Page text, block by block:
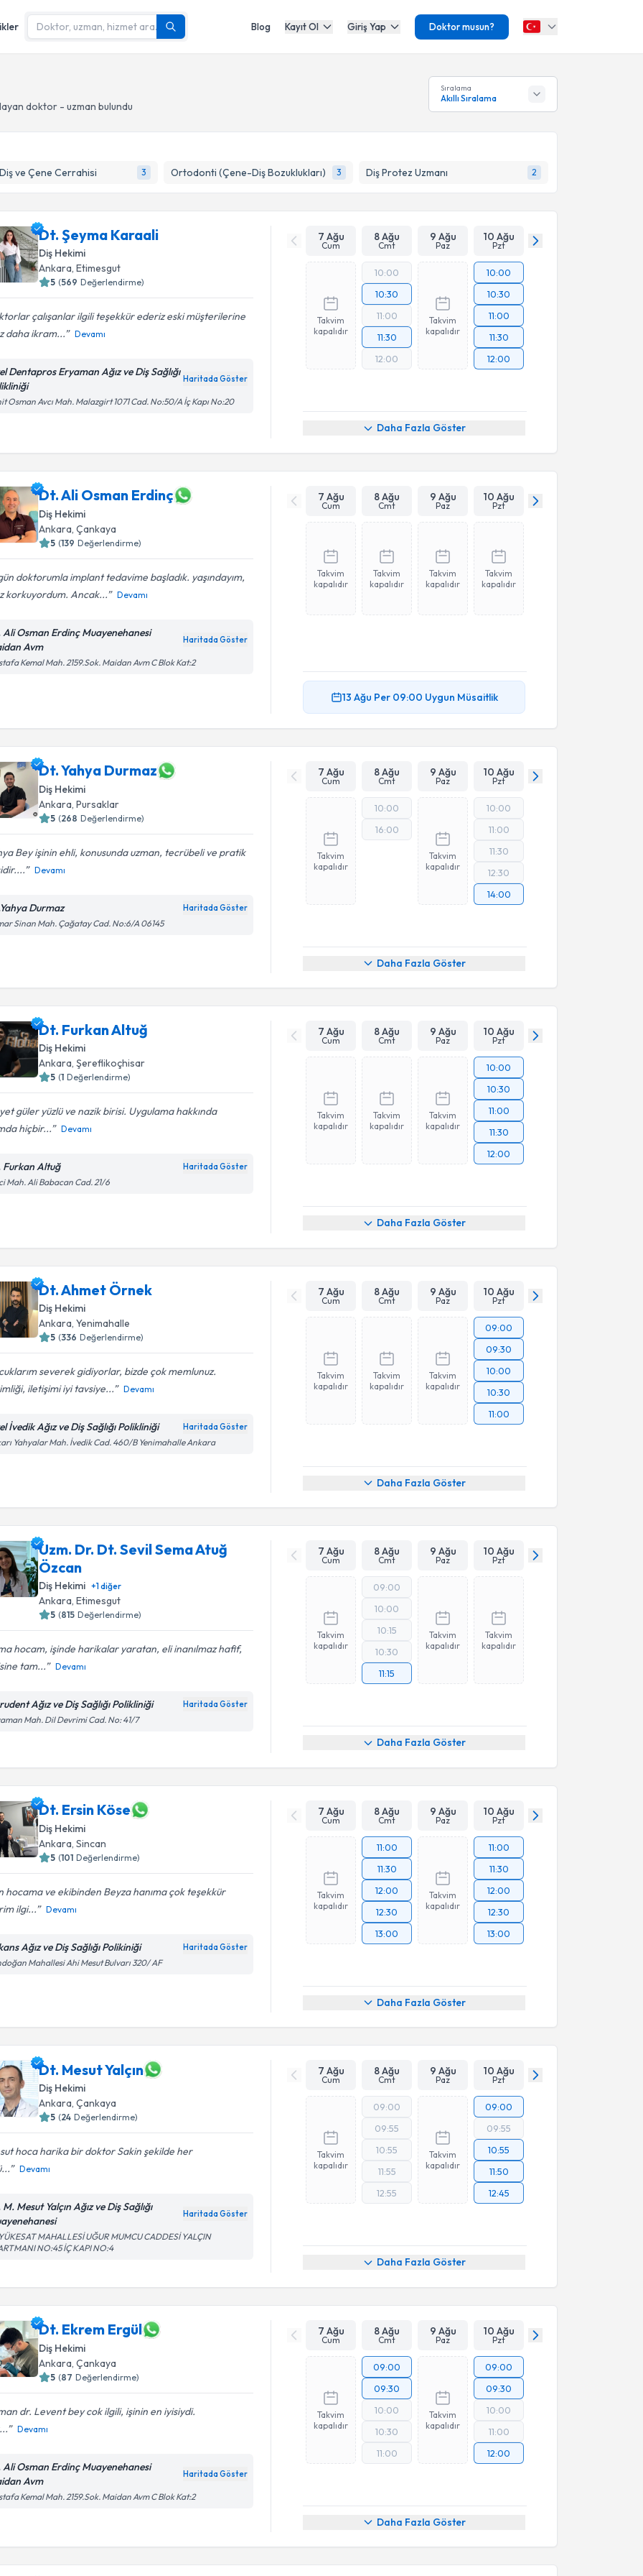
Blog Kayıt Ol Giriş Yap Doktor musun?
doktor - uzman bulundu
Sıralama
Akıllı Sıralama
Diş ve Çene Cerrahisi 3 Ortodonti (Çene-Diş Bozuklukları) 3 Diş Protez Uzmanı 2
Dt. Şeyma Karaali
Diş Hekimi
Ankara, Etimesgut
5 (569 Değerlendirme)
çalışanlar ilgili teşekkür ederiz eski müşterilerine
daha ikram...
Devamı
Dentapros Eryaman Ağız ve Diş Sağlığı
Haritada Göster
Osman Avcı Mah. Malazgirt 1071 Cad. No:50/A İç Kapı No:20
7 Ağu
Cum
8 Ağu
Cmt
9 Ağu
Paz
10 Ağu
Pzt
Takvim
kapalıdır
10:00
10:30
11:00
11:30
12:00
Takvim
kapalıdır
10:00
10:30
11:00
11:30
12:00
Daha Fazla Göster
Dt. Ali Osman Erdinç
Diş Hekimi
Ankara , Çankaya
5 (139 Değerlendirme)
doktorumla implant tedavime başladık. yaşındayım,
korkuyordum. Ancak...
Devamı
Ali Osman Erdinç Muayenehanesi
Avm
Haritada Göster
Kemal Mah. 2159.Sok. Maidan Avm C Blok Kat:2
7 Ağu
Cum
8 Ağu
Cmt
9 Ağu
Paz
10 Ağu
Pzt
Takvim
kapalıdır
Takvim
kapalıdır
Takvim
kapalıdır
Takvim
kapalıdır
13 Ağu Per 09:00 Uygun Müsaitlik
Dt. Yahya Durmaz
Diş Hekimi
Ankara , Pursaklar
5 (268 Değerlendirme)
Bey işinin ehli, konusunda uzman, tecrübeli ve pratik
Devamı
Durmaz Haritada Göster
Sinan Mah. Çağatay Cad. No:6/A 06145
7 Ağu
Cum
8 Ağu
Cmt
9 Ağu
Paz
10 Ağu
Pzt
Takvim
kapalıdır
10:00
16:00
Takvim
kapalıdır
10:00
11:00
11:30
12:30
14:00
Daha Fazla Göster
Dt. Furkan Altuğ
Diş Hekimi
Ankara, Şereflikoçhisar
5 (1 Değerlendirme)
güler yüzlü ve nazik birisi. Uygulama hakkında
hiçbir...
Devamı
Furkan Altuğ Haritada Göster
Mah. Ali Babacan Cad. 21/6
7 Ağu
Cum
8 Ağu
Cmt
9 Ağu
Paz
10 Ağu
Pzt
Takvim
kapalıdır
Takvim
kapalıdır
Takvim
kapalıdır
10:00
10:30
11:00
11:30
12:00
Daha Fazla Göster
Dt. Ahmet Örnek
Diş Hekimi
Ankara , Yenimahalle
5 (336 Değerlendirme)
severek gidiyorlar, bizde çok memlunuz.
iletişimi iyi tavsiye...
Devamı
İvedik Ağız ve Diş Sağlığı Polikliniği Haritada Göster
Yahyalar Mah. İvedik Cad. 460/B Yenimahalle Ankara
7 Ağu
Cum
8 Ağu
Cmt
9 Ağu
Paz
10 Ağu
Pzt
Takvim
kapalıdır
Takvim
kapalıdır
Takvim
kapalıdır
09:00
09:30
10:00
10:30
11:00
Daha Fazla Göster
Uzm. Dr. Dt. Sevil Sema Atuğ
Özcan
Diş Hekimi +1diğer
Ankara, Etimesgut
5 (815 Değerlendirme)
hocam, işinde harikalar yaratan, eli inanılmaz hafif,
tam...
Devamı
Ağız ve Diş Sağlığı Polikliniği Haritada Göster
Mah. Dil Devrimi Cad. No: 41/7
7 Ağu
Cum
8 Ağu
Cmt
9 Ağu
Paz
10 Ağu
Pzt
Takvim
kapalıdır
09:00
10:00
10:15
10:30
11:15
Takvim
kapalıdır
Takvim
kapalıdır
Daha Fazla Göster
Dt. Ersin Köse
Diş Hekimi
Ankara , Sincan
5 (101 Değerlendirme)
hocama ve ekibinden Beyza hanıma çok teşekkür
ilgi...
Devamı
Ağız ve Diş Sağlığı Polikiniği Haritada Göster
Mahallesi Ahi Mesut Bulvarı 320/ AF
7 Ağu
Cum
8 Ağu
Cmt
9 Ağu
Paz
10 Ağu
Pzt
Takvim
kapalıdır
11:00
11:30
12:00
12:30
13:00
Takvim
kapalıdır
11:00
11:30
12:00
12:30
13:00
Daha Fazla Göster
Dt. Mesut Yalçın
Diş Hekimi
Ankara, Çankaya
5 (24 Değerlendirme)
hoca harika bir doktor Sakin şekilde her
Devamı
Mesut Yalçın Ağız ve Diş Sağlığı
Haritada Göster
MAHALLESİ UĞUR MUMCU CADDESİ YALÇIN
NO:45 İÇ KAPI NO:4
7 Ağu
Cum
8 Ağu
Cmt
9 Ağu
Paz
10 Ağu
Pzt
Takvim
kapalıdır
09:00
09:55
10:55
11:55
12:55
Takvim
kapalıdır
09:00
09:55
10:55
11:50
12:45
Daha Fazla Göster
Dt. Ekrem Ergül
Diş Hekimi
Ankara , Çankaya
5 (87 Değerlendirme)
dr. Levent bey cok ilgili, işinin en iyisiydi.
Devamı
Ali Osman Erdinç Muayenehanesi
Avm
Haritada Göster
Kemal Mah. 2159.Sok. Maidan Avm C Blok Kat:2
7 Ağu
Cum
8 Ağu
Cmt
9 Ağu
Paz
10 Ağu
Pzt
Takvim
kapalıdır
09:00
09:30
10:00
10:30
11:00
Takvim
kapalıdır
09:00
09:30
10:00
11:00
12:00
Daha Fazla Göster